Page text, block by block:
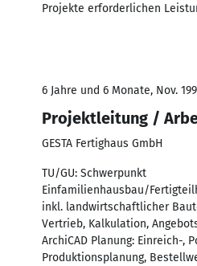
Projekte erforderlichen
6 Jahre und 6 Monate, Nov.
Projektleitung /
GESTA Fertighaus GmbH
TU/GU: Schwerpunkt
Einfamilienhausbau/
inkl. landwirtschaftlicher
Vertrieb, Kalkulation,
ArchiCAD Planung: Einreich-,
Produktionsplanung,